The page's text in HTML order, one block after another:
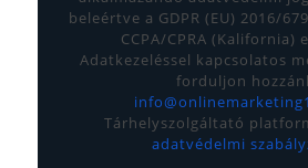
beleértve a GDPR (EU) 2016/
CCPA/CPRA (Kalifornia)
Adatkezeléssel kapcsolatos
forduljon
Tárhelyszolgáltató
adatvédelmi